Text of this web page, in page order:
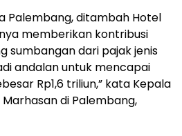
Palembang, ditambah Hotel
memberikan kontribusi
sumbangan dari pajak jenis
andalan untuk mencapai
Rp1,6 triliun,” kata Kepala
di Palembang,